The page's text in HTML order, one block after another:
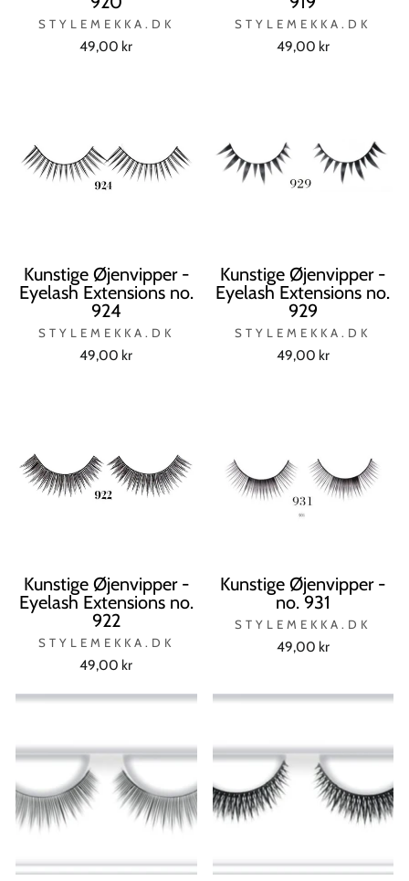
STYLEMEKKA.DK
49,00 kr
STYLEMEKKA.DK
49,00 kr
Kunstige Øjenvipper -
Eyelash Extensions no.
924
STYLEMEKKA.DK
49,00 kr
Kunstige Øjenvipper -
Eyelash Extensions no.
929
STYLEMEKKA.DK
49,00 kr
Kunstige Øjenvipper -
Eyelash Extensions no.
922
STYLEMEKKA.DK
49,00 kr
Kunstige Øjenvipper -
no. 931
STYLEMEKKA.DK
49,00 kr